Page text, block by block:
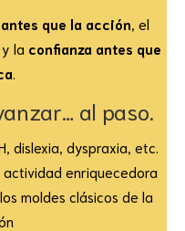
que la acción , el
, y la confianza antes que
al paso.
dislexia, dyspraxia, etc.
actividad enriquecedora
moldes clásicos de la